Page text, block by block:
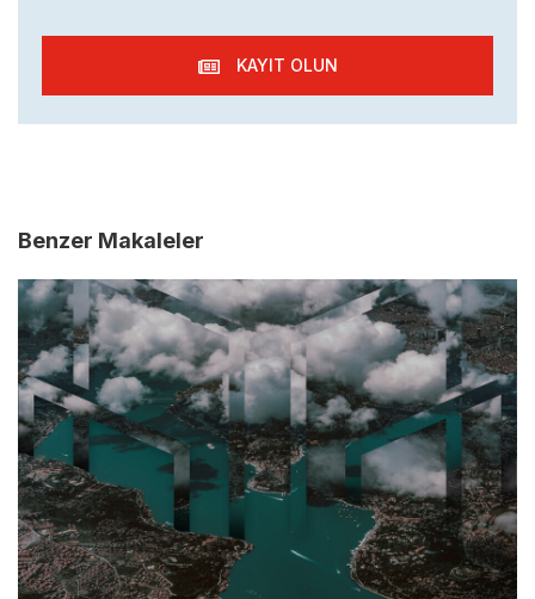
KAYIT OLUN
Benzer Makaleler